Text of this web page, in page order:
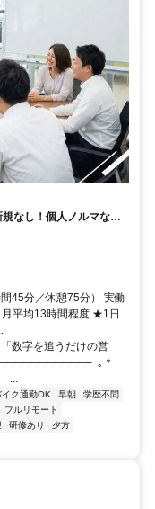
45分／休憩75分） 実働
平均13時間程度 ★1日
字を追うだけの営
･｡＊･
...
イク通勤OK 早朝
学歴不問
フルリモート
研修あり
夕方